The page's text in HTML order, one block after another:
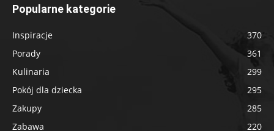
Popularne kategorie
Inspiracje
370
Porady
361
Kulinaria
299
Pokój dla dziecka
295
Zakupy
285
Zabawa
220